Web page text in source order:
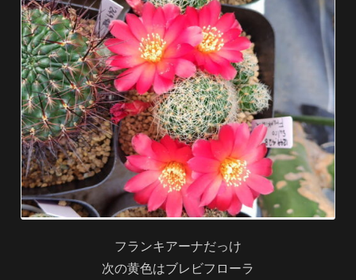
フランキアーナだっけ
次の黄色はブレビフローラ